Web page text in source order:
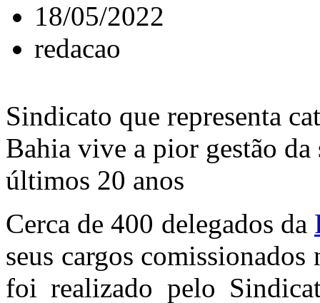
18/05/2022
redacao
Sindicato que representa
Bahia vive a pior gestão
últimos 20 anos
Cerca de 400 delegados da
seus cargos
foi realizado pelo